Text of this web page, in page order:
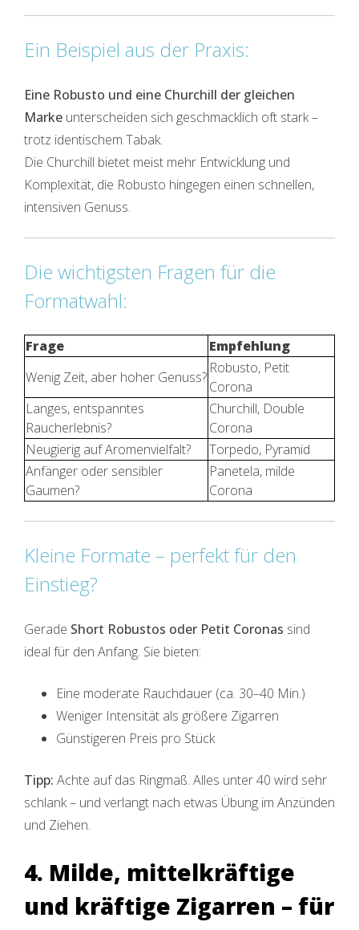
Ein Beispiel aus der Praxis:
Eine Robusto und eine Churchill der gleichen
Marke unterscheiden sich geschmacklich oft stark –
trotz identischem Tabak.
Die Churchill bietet meist mehr Entwicklung und
Komplexität, die Robusto hingegen einen schnellen,
intensiven Genuss.
Die wichtigsten Fragen für die
Formatwahl:
Frage
Empfehlung
Wenig Zeit, aber hoher Genuss?
Robusto, Petit
Corona
Langes, entspanntes
Raucherlebnis?
Churchill, Double
Corona
Neugierig auf Aromenvielfalt?
Torpedo, Pyramid
Anfänger oder sensibler
Gaumen?
Panetela, milde
Corona
Kleine Formate – perfekt für den
Einstieg?
Gerade Short Robustos oder Petit Coronas sind
ideal für den Anfang. Sie bieten:
Eine moderate Rauchdauer (ca. 30–40 Min.)
Weniger Intensität als größere Zigarren
Günstigeren Preis pro Stück
Tipp: Achte auf das Ringmaß. Alles unter 40 wird sehr
schlank – und verlangt nach etwas Übung im Anzünden
und Ziehen.
4. Milde, mittelkräftige
und kräftige Zigarren – für